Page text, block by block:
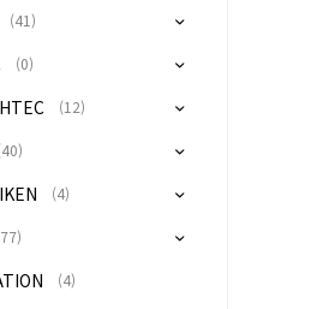
(41)
(0)
(12)
(4)
(4)